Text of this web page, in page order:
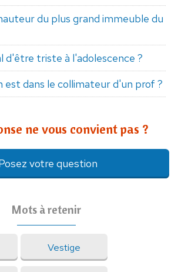
du plus grand immeuble du
d'être triste à l'adolescence ?
est dans le collimateur d'un prof ?
ne vous convient pas ?
votre question
Mots à retenir
Vestige